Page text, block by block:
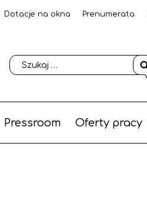
Dotacje na okna Prenumerata
Pressroom Oferty pracy